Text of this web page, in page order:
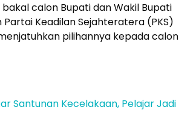
calon Bupati dan Wakil Bupati
Keadilan Sejahteratera (PKS)
pilihannya kepada calon
Santunan Kecelakaan, Pelajar Jadi